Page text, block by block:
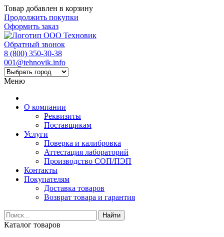
Товар добавлен в корзину
Продолжить покупки
Оформить заказ
Обратный звонок
8 (800) 350-30-38
001@tehnovik.info
Меню
О компании
Реквизиты
Поставщикам
Услуги
Поверка и калибровка
Аттестация лабораторий
Производство СОП/ПЭП
Контакты
Покупателям
Доставка товаров
Возврат товара и гарантия
Найти
Каталог товаров